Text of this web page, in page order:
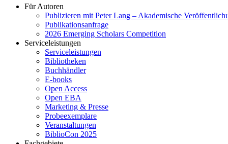
Für Autoren
Publizieren mit Peter Lang – Akademische
Publikationsanfrage
2026 Emerging Scholars Competition
Serviceleistungen
Serviceleistungen
Bibliotheken
Buchhändler
E-books
Open Access
Open EBA
Marketing & Presse
Probeexemplare
Veranstaltungen
BiblioCon 2025